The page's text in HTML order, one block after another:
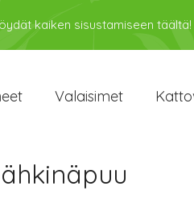
kaiken sisustamiseen täältä!
Valaisimet